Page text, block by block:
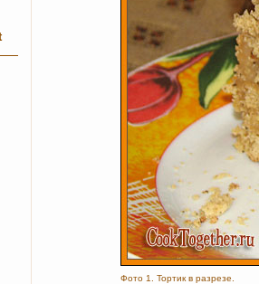
Фото 1. Тортик в разрезе.